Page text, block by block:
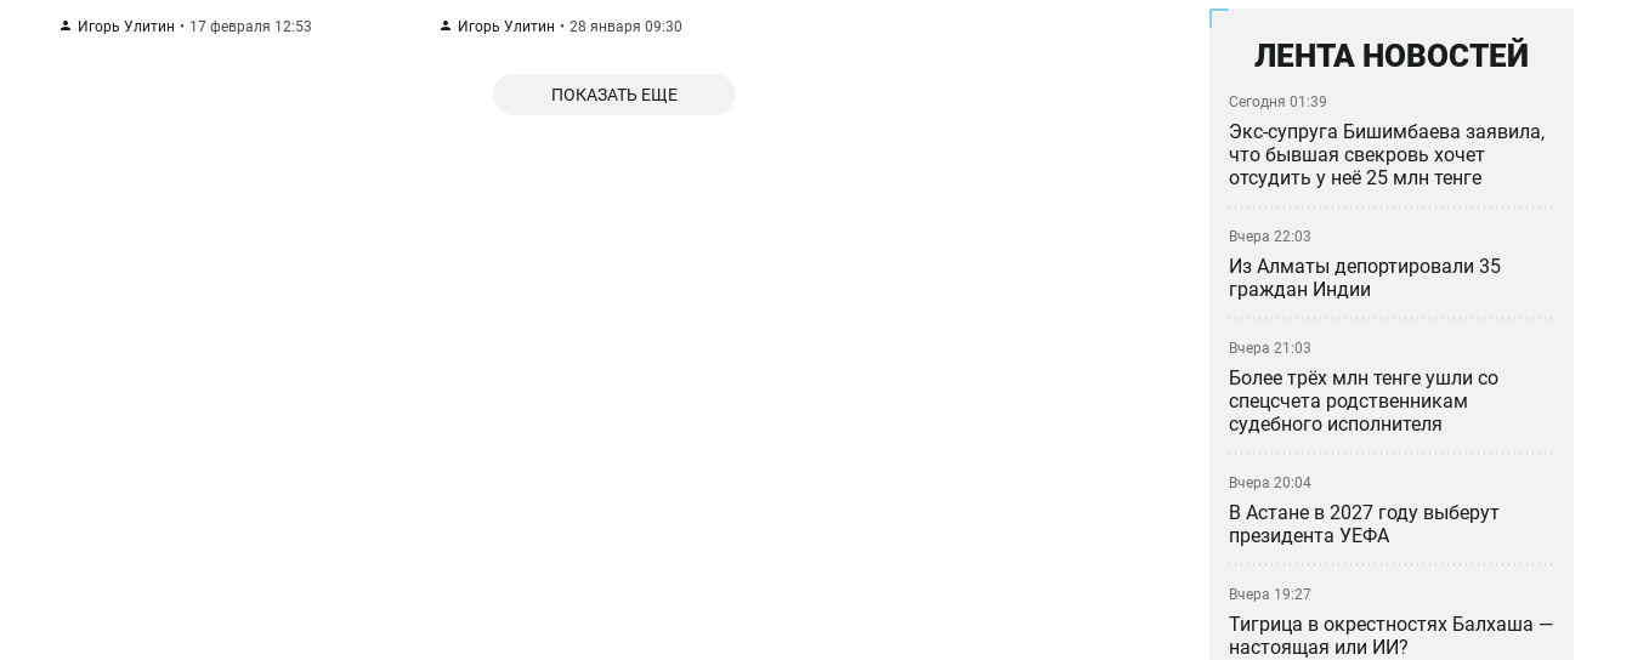
Игорь Улитин 17 февраля 12:53 Игорь Улитин 28 января 09:30
ПОКАЗАТЬ ЕЩЕ
ЛЕНТА НОВОСТЕЙ
Сегодня 01:39
Экс-супруга Бишимбаева заявила,
что бывшая свекровь хочет
отсудить у неё 25 млн тенге
Вчера 22:03
Из Алматы депортировали 35
граждан Индии
Вчера 21:03
Более трёх млн тенге ушли со
спецсчета родственникам
судебного исполнителя
Вчера 20:04
В Астане в 2027 году выберут
президента УЕФА
Вчера 19:27
Тигрица в окрестностях Балхаша —
настоящая или ИИ?